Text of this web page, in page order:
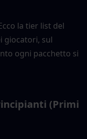
la tier list del
giocatori, sul
ogni pacchetto si
(Primi